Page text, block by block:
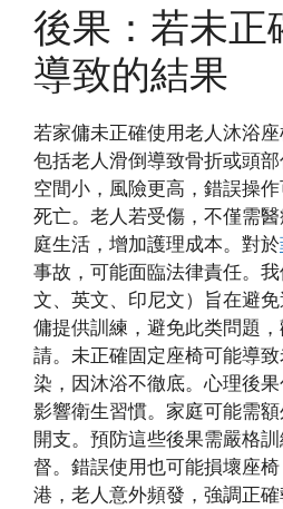
後果：若未正
導致的結果
若家傭未正確使用老人沐浴
包括老人滑倒導致骨折或頭
空間小，風險更高，錯誤操
死亡。老人若受傷，不僅需
庭生活，增加護理成本。對於
事故，可能面臨法律責任。
文、英文、印尼文）旨在避
傭提供訓練，避免此类問題
請。未正確固定座椅可能導
染，因沐浴不徹底。心理後果
影響衛生習慣。家庭可能需
開支。預防這些後果需嚴格
督。錯誤使用也可能損壞座
港，老人意外頻發，強調正